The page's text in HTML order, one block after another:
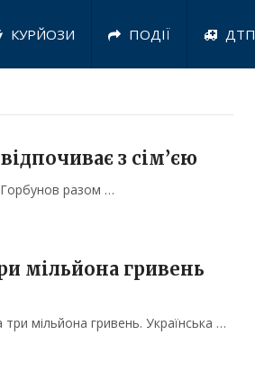
КУРЙОЗИ ПОДІЇ ДТП
з сім’єю
Горбунов разом …
мільйона гривень
мільйона гривень. Українська …